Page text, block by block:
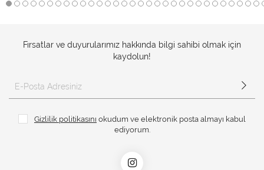
Fırsatlar ve duyurularımız hakkında bilgi sahibi olmak için
kaydolun!
Gizlilik politikasını okudum ve elektronik posta almayı kabul
ediyorum.